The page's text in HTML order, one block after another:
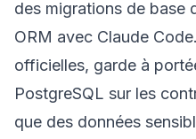
des migrations de base
ORM avec Claude Code
officielles, garde à
PostgreSQL sur les
que des données